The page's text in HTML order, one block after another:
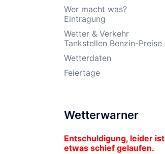
Wer macht was?
Eintragung
Wetter & Verkehr
Tankstellen Benzin-Preise
Wetterdaten
Feiertage
Wetterwarner
Entschuldigung, leider ist
etwas schief gelaufen.